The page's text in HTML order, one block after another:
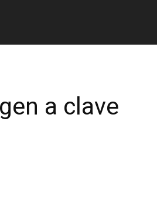
a clave